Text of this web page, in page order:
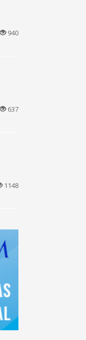
940
637
1148